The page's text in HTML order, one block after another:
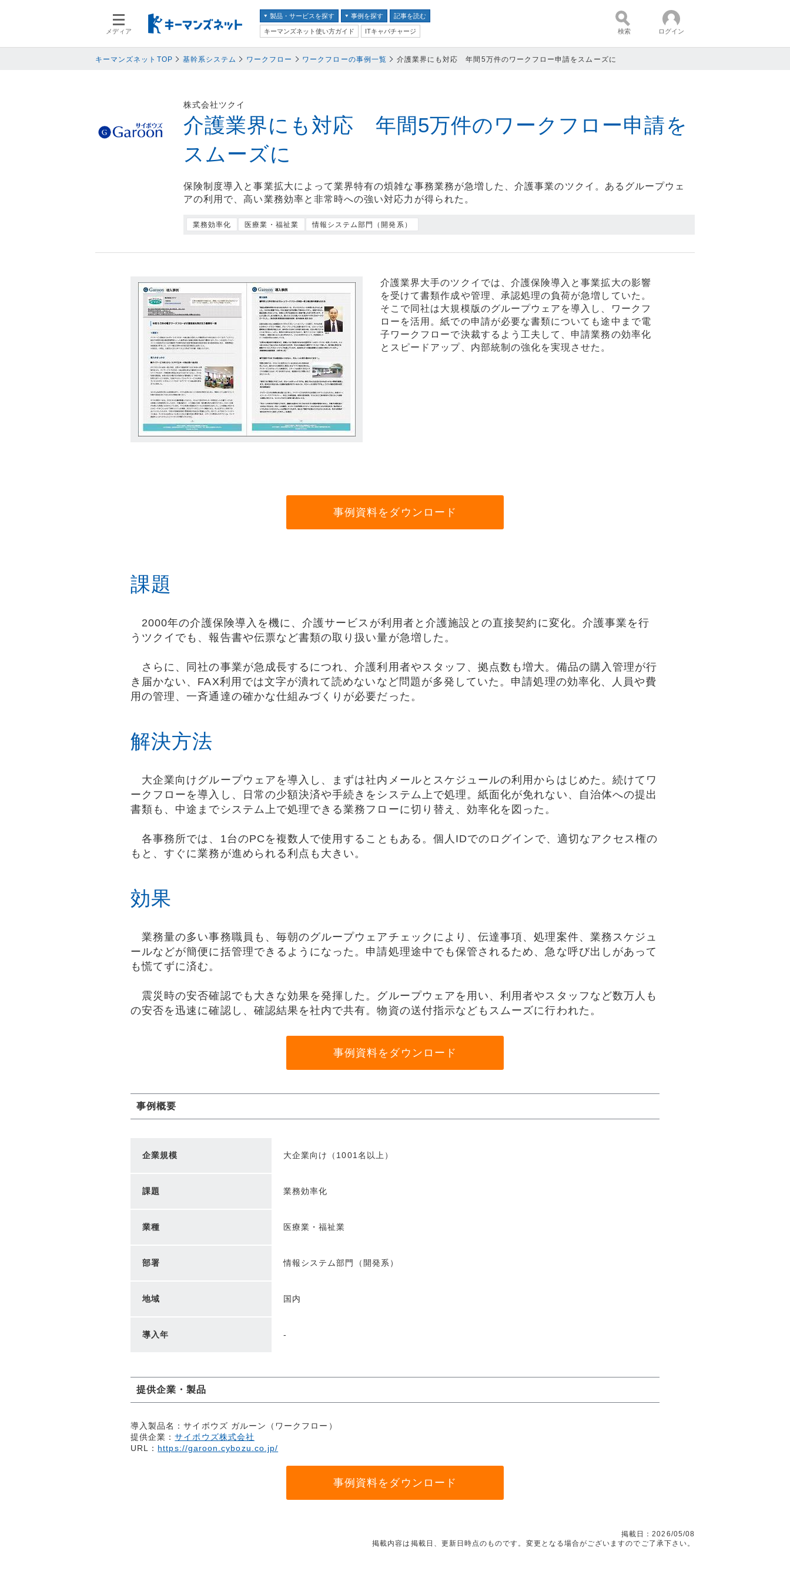
メディア
製品・サービスを探す
スマートデバイス
データ分析
エンドポイントセキュリティ
情報共有システム・コミュニケーシ
物理セキュリティ
データセンター
サーバー
ネットワーク機器
運用管理
ストレージ
PCソフト
通信サービス
事例を探す
スマートデバイス
データ分析
PC
エンドポイントセキュリティ
オフィス機器
情報共有システム・コミュニケーシ
物理セキュリティ
データセンター
ネットワーク機器
ストレージ
PCソフト
通信サービス
記事を読む
キーマンズネット使い方ガイド
ITキャパチャージ 検索 ログイン
キーマンズネットTOP 基幹系システム ワークフロー ワークフローの事例一覧 介護業界にも対応 年間5万件のワークフロー申請をスムーズに
株式会社ツクイ
介護業界にも対応 年間5万件のワークフロー申請を
スムーズに
保険制度導入と事業拡大によって業界特有の煩雑な事務業務が急増した、介護事業のツクイ。あるグループウェ
アの利用で、高い業務効率と非常時への強い対応力が得られた。
業務効率化 医療業・福祉業 情報システム部門（開発系）
介護業界大手のツクイでは、介護保険導入と事業拡大の影響
を受けて書類作成や管理、承認処理の負荷が急増していた。
そこで同社は大規模版のグループウェアを導入し、ワークフ
ローを活用。紙での申請が必要な書類についても途中まで電
子ワークフローで決裁するよう工夫して、申請業務の効率化
とスピードアップ、内部統制の強化を実現させた。
事例資料をダウンロード
課題
2000年の介護保険導入を機に、介護サービスが利用者と介護施設との直接契約に変化。介護事業を行
うツクイでも、報告書や伝票など書類の取り扱い量が急増した。
さらに、同社の事業が急成長するにつれ、介護利用者やスタッフ、拠点数も増大。備品の購入管理が行
き届かない、FAX利用では文字が潰れて読めないなど問題が多発していた。申請処理の効率化、人員や費
用の管理、一斉通達の確かな仕組みづくりが必要だった。
解決方法
大企業向けグループウェアを導入し、まずは社内メールとスケジュールの利用からはじめた。続けてワ
ークフローを導入し、日常の少額決済や手続きをシステム上で処理。紙面化が免れない、自治体への提出
書類も、中途までシステム上で処理できる業務フローに切り替え、効率化を図った。
各事務所では、1台のPCを複数人で使用することもある。個人IDでのログインで、適切なアクセス権の
もと、すぐに業務が進められる利点も大きい。
効果
業務量の多い事務職員も、毎朝のグループウェアチェックにより、伝達事項、処理案件、業務スケジュ
ールなどが簡便に括管理できるようになった。申請処理途中でも保管されるため、急な呼び出しがあって
も慌てずに済む。
震災時の安否確認でも大きな効果を発揮した。グループウェアを用い、利用者やスタッフなど数万人も
の安否を迅速に確認し、確認結果を社内で共有。物資の送付指示などもスムーズに行われた。
事例資料をダウンロード
事例概要
企業規模 大企業向け（1001名以上）
課題 業務効率化
業種 医療業・福祉業
部署 情報システム部門（開発系）
地域 国内
導入年 -
提供企業・製品
導入製品名：サイボウズ ガルーン（ワークフロー）
提供企業：サイボウズ株式会社
URL： https://garoon.cybozu.co.jp/
事例資料をダウンロード
掲載日：2026/05/08
掲載内容は掲載日、更新日時点のものです。変更となる場合がございますのでご了承下さい。